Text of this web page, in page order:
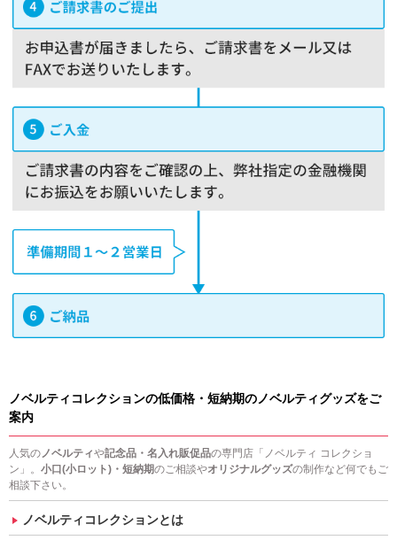
ノベルティコレクションの低価格・短納期のノベルティグッズをご
案内
人気のノベルティや記念品・名入れ販促品の専門店「ノベルティ コレクショ
ン」。 小口(小ロット)・短納期のご相談やオリジナルグッズの制作など何でもご
相談下さい。
ノベルティコレクションとは